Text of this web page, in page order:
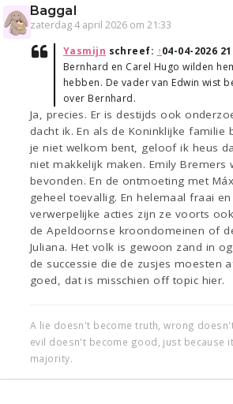
Baggal
zaterdag 4 april 2026 om 21:33
Yasmijn schreef: ↑04-04-2026
Bernhard en Carel Hugo wilden
hebben. De vader van Edwin wist
over Bernhard.
Ja, precies. Er is destijds ook
dacht ik. En als de Koninklijke familie
je niet welkom bent, geloof ik heus
niet makkelijk maken. Emily Bremers
bevonden. En de ontmoeting met
geheel toevallig. En helemaal fraai
verwerpelijke acties zijn ze voorts
de Apeldoornse kroondomeinen of
Juliana. Het volk is gewoon zand in
de successie die de zusjes moesten
goed, dat is misschien off topic hier.
A lie doesn't become truth, wrong
evil doesn't become good, just because
majority.